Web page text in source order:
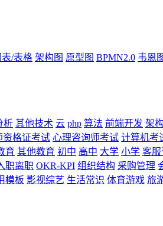
表/表格 架构图 原型图 BPMN2.0 韦恩
析 其他技术 云 php 算法 前端开发 架构
资格证考试 心理咨询师考试 计算机考
育 其他教育 初中 高中 大学 小学 客服
职离职 OKR-KPI 组织结构 采购管理
模板 影视综艺 生活常识 体育游戏 旅